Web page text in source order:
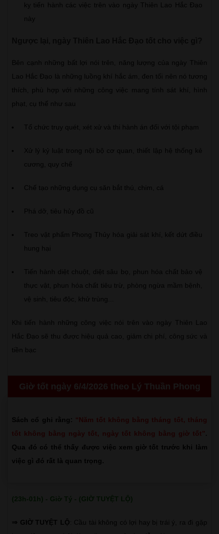
kỵ tiến hành các việc trên vào ngày Thiên Lao Hắc Đạo
này
Bên cạnh những bất lợi nói trên, năng lượng của ngày Thiên
Lao Hắc Đạo là những luồng khí hắc ám, đen tối nên nó tương
thích, phù hợp với những công việc mang tính sát khí, hình
phạt, cụ thể như sau
Tổ chức truy quét, xét xử và thi hành án đối với tội phạm
Xử lý kỷ luật trong nội bộ cơ quan, thiết lập hệ thống kẻ
cương, quy chế
Chế tạo những dụng cụ săn bắt thú, chim, cá
Phá dỡ, tiêu hủy đồ cũ
Treo vật phẩm Phong Thủy hóa giải sát khí, kết dứt điều
hung hại
Tiến hành diệt chuột, diệt sâu bọ, phun hóa chất bảo vệ
thực vật, phun hóa chất tiêu trừ, phòng ngừa mầm bệnh,
vệ sinh, tiêu độc, khử trùng...
Khi tiến hành những công việc nói trên vào ngày Thiên Lao
Hắc Đạo sẽ thu được hiệu quả cao, giảm chi phí, công sức và
tiền bạc
Giờ tốt ngày 6/4/2026 theo Lý Thuần Phong
Sách cổ ghi rằng: “Năm tốt không bằng tháng tốt, tháng
tốt không bằng ngày tốt, ngày tốt không bằng giờ tốt”.
Qua đó có thể thấy được việc xem giờ tốt trước khi làm
việc gì đó rất là quan trọng.
(23h-01h) - Giờ Tý - (GIỜ TUYỆT LỘ)
⇒ GIỜ TUYỆT LỘ : Cầu tài không có lợi hay bị trái ý, ra đi gặp